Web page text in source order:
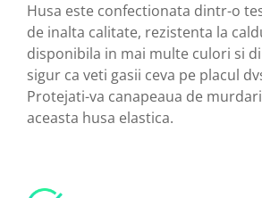
Husa este confectionata dintr-o
de inalta calitate, rezistenta la
disponibila in mai multe culori si
sigur ca veti gasii ceva pe placul
Protejati-va canapeaua de
aceasta husa elastica.